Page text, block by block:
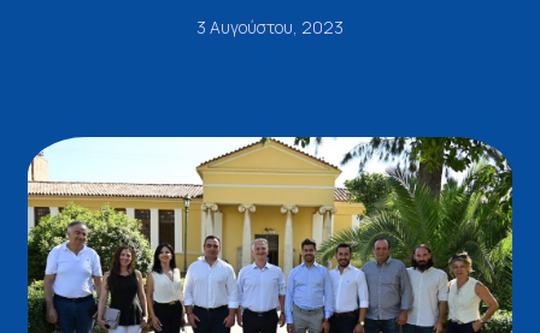
3 Αυγούστου, 2023